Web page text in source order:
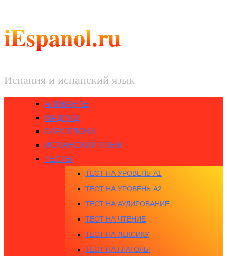
iEspanol.ru
Испания и испанский язык
АЛИКАНТЕ
МАДРИД
БАРСЕЛОНА
ИСПАНСКИЙ ЯЗЫК
ТЕСТЫ
ТЕСТ НА УРОВЕНЬ A1
ТЕСТ НА УРОВЕНЬ A2
ТЕСТ НА АУДИРОВАНИЕ
ТЕСТ НА ЧТЕНИЕ
ТЕСТ НА ЛЕКСИКУ
ТЕСТ НА ГЛАГОЛЫ